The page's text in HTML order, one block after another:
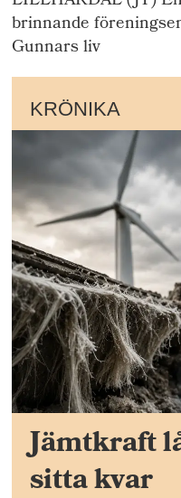
brinnande
Gunnars liv
KRÖNIKA
Jämtkraft
sitta kvar